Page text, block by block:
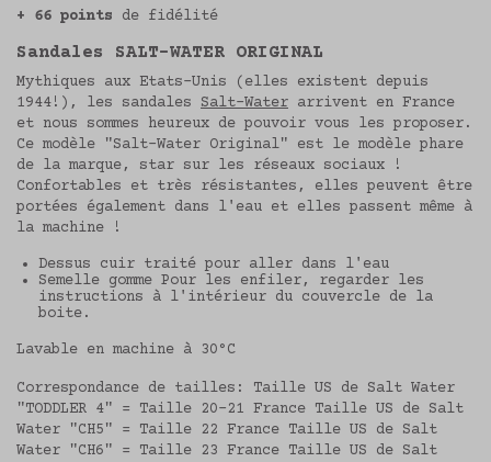
+ 66 points de fidélité
Sandales SALT-WATER ORIGINAL
Mythiques aux Etats-Unis (elles existent depuis
1944!), les sandales Salt-Water arrivent en France
et nous sommes heureux de pouvoir vous les proposer.
Ce modèle "Salt-Water Original" est le modèle phare
de la marque, star sur les réseaux sociaux !
Confortables et très résistantes, elles peuvent être
portées également dans l'eau et elles passent même à
la machine !
Dessus cuir traité pour aller dans l'eau
Semelle gomme Pour les enfiler, regarder les
instructions à l'intérieur du couvercle de la
boite.
Lavable en machine à 30°C
Correspondance de tailles: Taille US de Salt Water
"TODDLER 4" = Taille 20-21 France Taille US de Salt
Water "CH5" = Taille 22 France Taille US de Salt
Water "CH6" = Taille 23 France Taille US de Salt
J'accepte les conditions générales
et la politique
de confidentialité.
Protection
des données personnelles